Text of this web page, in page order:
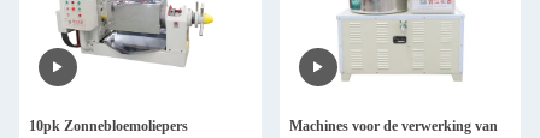
10pk Zonnebloemoliepers
Machines voor de verwerking van